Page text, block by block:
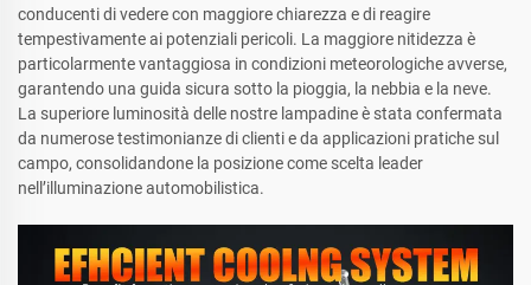
conducenti di vedere con maggiore chiarezza e di reagire
tempestivamente ai potenziali pericoli. La maggiore nitidezza è
particolarmente vantaggiosa in condizioni meteorologiche avverse,
garantendo una guida sicura sotto la pioggia, la nebbia e la neve.
La superiore luminosità delle nostre lampadine è stata confermata
da numerose testimonianze di clienti e da applicazioni pratiche sul
campo, consolidandone la posizione come scelta leader
nell’illuminazione automobilistica.